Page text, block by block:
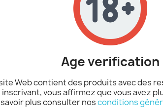
Grâce à
poppers
À
Le
aux
Age verification
Web contient des produits avec des
inscrivant, vous affirmez que vous avez
savoir plus consulter nosconditions